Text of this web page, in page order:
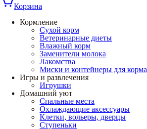
Корзина
Кормление
Сухой корм
Ветеринарные диеты
Влажный корм
Заменители молока
Лакомства
Миски и контейнеры для корма
Игры и развлечения
Игрушки
Домашний уют
Спальные места
Охлаждающие аксессуары
Клетки, вольеры, дверцы
Ступеньки